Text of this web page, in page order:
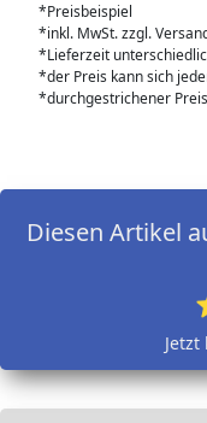
*Preisbeispiel
*inkl. MwSt. zzgl.
*Lieferzeit
*der Preis kann sich
*durchgestrichener
Diesen Artikel